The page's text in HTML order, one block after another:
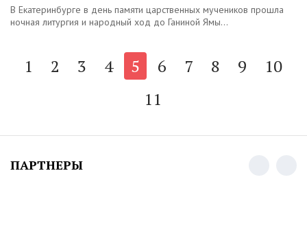
В Екатеринбурге в день памяти царственных мучеников прошла
ночная литургия и народный ход до Ганиной Ямы...
1 2 3 4 5 6 7 8 9
10
11
ПАРТНЕРЫ